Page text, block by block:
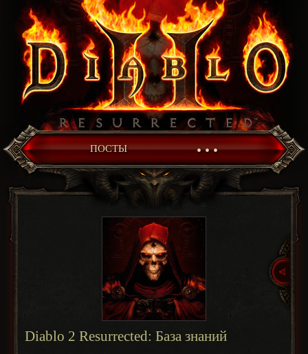
ПОСТЫ • • •
Diablo 2 Resurrected: База знаний